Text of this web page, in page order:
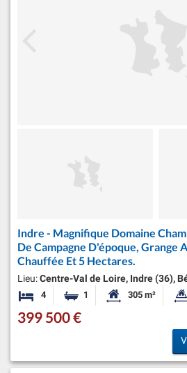
Indre - Magnifique Domaine
De Campagne D'époque, Grange
Chauffée Et 5 Hectares.
Lieu:Centre-Val de Loire, Indre (36),
4 Chambres1 Salle de bainSurface
305 m²
399 500 €